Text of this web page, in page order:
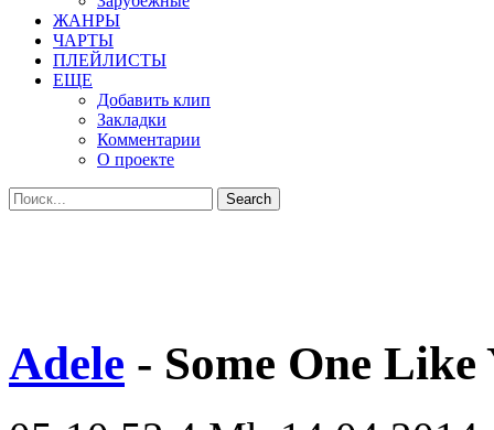
ЖАНРЫ
ЧАРТЫ
ПЛЕЙЛИСТЫ
ЕЩЕ
Добавить клип
Закладки
Комментарии
О проекте
Adele - Some One Like